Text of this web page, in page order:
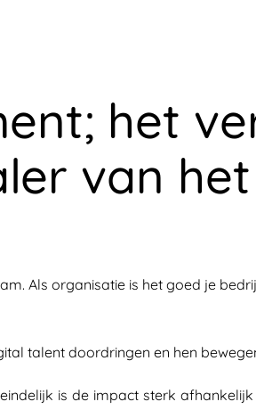
het
van
Als organisatie is het goed je
talent doordringen en hen
is de impact sterk